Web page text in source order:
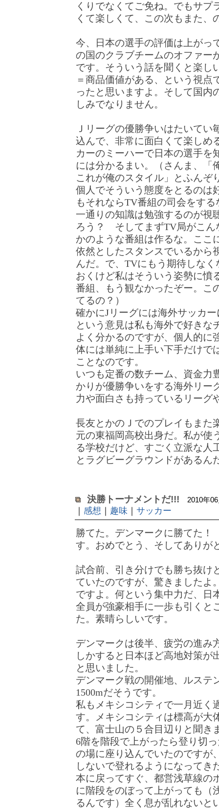
くりでなくてご免ね。でもサプ
くて楽しくて、この次もまた、
今、日本の選手の評価は上がっ
の国のクラブチームのオファー
です。そういう話を聞くと楽し
＝商品価値がある、という視点
ったと思いますよ。そして国内
しみでなりません。
Ｊリーグの優勝争いはたいてい
込んで、非常に面白くて楽しめ
カーのミーハーで日本の選手を
には分かるまい。（さんま、「
これが俺のスタイル」とふんぞ
個人でそういう態度をとるのは
もそれならTV番組の司会をす
一通りの知識は勉強するのが視
ろう？ そしてまずTV局がこん
かのような番組は作るな。ここ
依然としたスタンスでいるから
んだ。で、TVにもう期待しな
おくけど私はそういう姿勢に憤
番組、もう観なかったぞー。こ
てるの？）
確かにJリーグには海外サッカ
という意見は私も海外で好きな
よく分かるのですが、個人的に
体には単純に上手い下手だけで
ことなのです。
いつも定番の数チーム、資金力
かりが優勝争いをする海外リー
力や面白さも持っているリーグ
長友とかのＪでのプレイもまた
元の東福岡高校出身だ。私が使
る学校だけど、すごく立派な人
とラグビーグラウンドがあるん
決勝トーナメントだ!!! 2010年
｜ 感想 ｜ 趣味 ｜サッカー
勝てた。デンマークに勝てた
す。おめでとう、そしてありが
試合前、引き分けでも勝ち抜け
ていたのですが、驚きましたよ
ですよ。何という集中力だ、日
全員が強豪相手に一歩も引くと
た。素晴らしいです。
デンマークは後半、疲労の進み
しかすると日本ほど高地対策が
と思いました。
デンマーク戦の開催地、ルステ
1500mだそうです。
私もメキシコシティで一月近く
す。メキシコシティは標高が大
て、富士山の５合目辺りと聞き
6階を階段で上がったら登り切
の場に座り込んでいたのですが
しないで登れるようになってき
本に戻ってすぐ、都営浅草線の
に階段をのぼって上がっても（
るんです）全く息が乱れないと